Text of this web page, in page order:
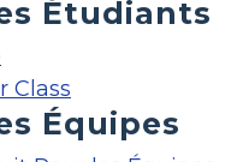
Étudiants
Class
Équipes